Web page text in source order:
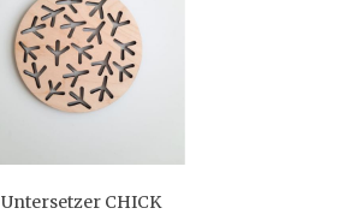
Untersetzer CHICK